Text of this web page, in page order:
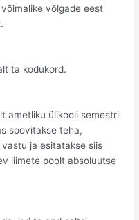
võlgade eest
ta kodukord.
ametliku ülikooli semestri
soovitakse teha,
ja esitatakse siis
liimete poolt absoluutse